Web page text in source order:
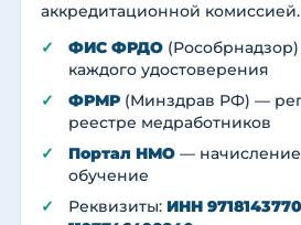
аккредитационной комиссией.
ФИС ФРДО
каждого удостоверения
ФРМР (Минздрав РФ) —
реестре медработников
Портал НМО — начисление
обучение
Реквизиты: ИНН 9718143770